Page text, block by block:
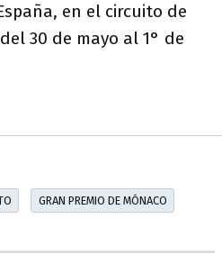
en el circuito de
30 de mayo al 1° de
GRAN PREMIO DE MÓNACO